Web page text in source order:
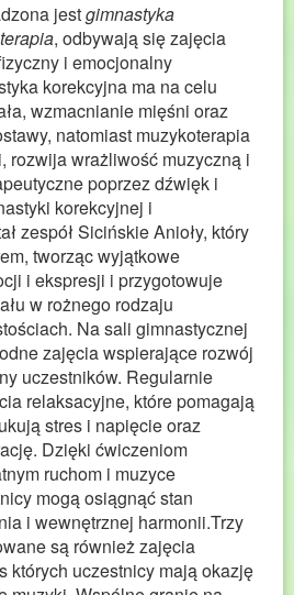
jestgimnastyka
, odbywają się zajęcia
i emocjonalny
korekcyjna ma na celu
wzmacnianie mięśni oraz
natomiast muzykoterapia
rozwija wrażliwość muzyczną i
poprzez dźwięk i
korekcyjnej i
zespół Sicińskie Anioły, który
tworząc wyjątkowe
i ekspresji i przygotowuje
w rożnego rodzaju
Na sali gimnastycznej
zajęcia wspierające rozwój
uczestników. Regularnie
relaksacyjne, które pomagają
stres i napięcie oraz
Dzięki ćwiczeniom
ruchom i muzyce
mogą osiągnąć stan
i wewnętrznej harmonii.Trzy
są również zajęcia
których uczestnicy mają okazję